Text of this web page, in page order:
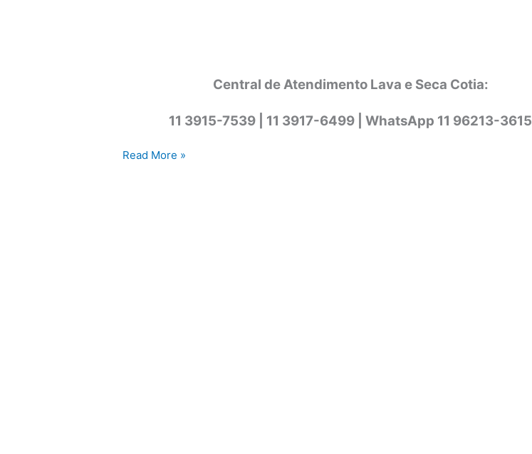
Central de Atendimento Lava e Seca Cotia:
11 3915-7539 | 11 3917-6499 | WhatsApp 11 96213-3615
Assistência
Read More »